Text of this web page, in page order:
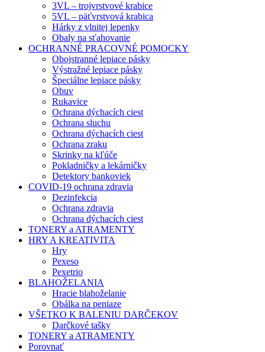
3VL – trojvrstvové krabice
5VL – päťvrstvová krabica
Hárky z vlnitej lepenky
Obaly na sťahovanie
OCHRANNÉ PRACOVNÉ POMOCKY
Obojstranné lepiace pásky
Výstražné lepiace pásky
Špeciálne lepiace pásky
Obuv
Rukavice
Ochrana dýchacích ciest
Ochrana sluchu
Ochrana dýchacích ciest
Ochrana zraku
Skrinky na kľúče
Pokladničky a lekárničky
Detektory bankoviek
COVID-19 ochrana zdravia
Dezinfekcia
Ochrana zdravia
Ochrana dýchacích ciest
TONERY a ATRAMENTY
HRY A KREATIVITA
Hry
Pexeso
Pexetrio
BLAHOŽELANIA
Hracie blahoželanie
Obálka na peniaze
VŠETKO K BALENIU DARČEKOV
Darčkové tašky
TONERY a ATRAMENTY
Porovnať